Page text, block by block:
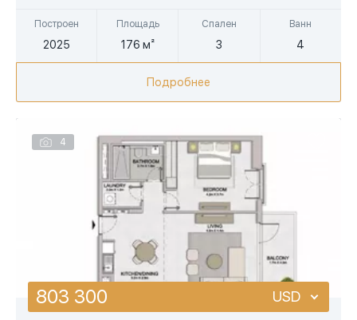
Построен
2025
Площадь
176 м²
Спален
3
Ванн
4
Подробнее
4
803 300 USD